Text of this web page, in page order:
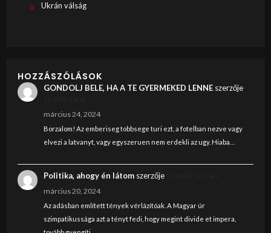
Ukrán válság
HOZZÁSZÓLÁSOK
GONDOLJ BELE, HA A TE GYERMEKED LENNEszerzője
március 24, 2024
Borzalom! Az emberiseg tobbsege turi ezt, a fotelban nezve vagy
elvezi a latvanyt, vagy egyszeruen nem erdekli az ugy. Hiaba…
Politika, ahogy én látomszerzője
március 20, 2024
Az adásban említett tények vérlázítóak. A Magyar úr
szimpatikussága azt a tényt fedi, hogy megint divide et impera,